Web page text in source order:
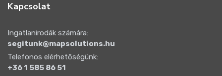
Kapcsolat
Ingatlanirodák számára:
segitunk@mapsolutions.hu
Telefonos elérhetőségünk:
+36 1 585 86 51